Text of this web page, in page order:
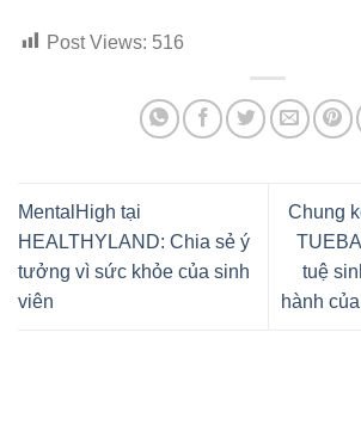
Post Views: 516
MentalHigh tại
HEALTHYLAND: Chia sẻ ý
tưởng vì sức khỏe của sinh
viên
Chung
tuệ
hành